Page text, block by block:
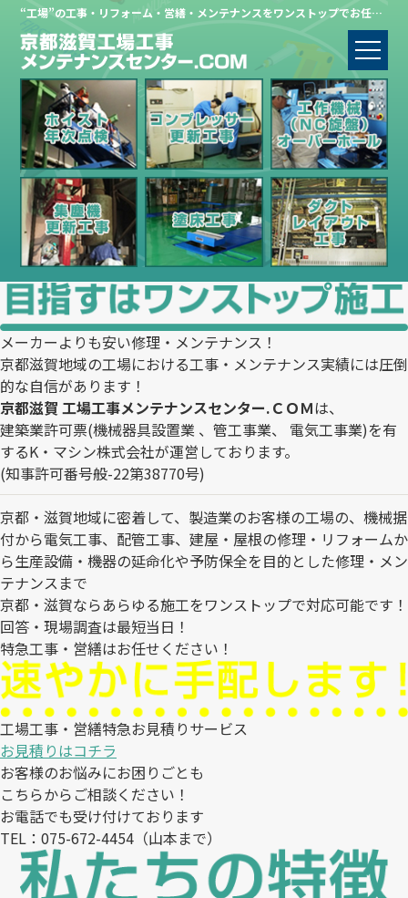
“工場”の工事・リフォーム・営繕・メンテナンスをワンストップでお任せください。
メーカーよりも安い修理・メンテナンス！
京都滋賀地域の工場における工事・メンテナンス実績には圧倒
的な自信があります！
京都滋賀 工場工事メンテナンスセンター.ＣＯＭは、
建築業許可票(機械器具設置業 、管工事業、 電気工事業)を有
するK・マシン株式会社が運営しております。
(知事許可番号般-22第38770号)
京都・滋賀地域に密着して、製造業のお客様の工場の、機械据
付から電気工事、配管工事、建屋・屋根の修理・リフォームか
ら生産設備・機器の延命化や予防保全を目的とした修理・メン
テナンスまで
京都・滋賀ならあらゆる施工をワンストップで対応可能です！
回答・現場調査は最短当日！
特急工事・営繕はお任せください！
工場工事・営繕特急お見積りサービス
お見積りはコチラ
お客様のお悩みにお困りごとも
こちらからご相談ください！
お電話でも受け付けております
TEL： 075-672-4454 （山本まで）